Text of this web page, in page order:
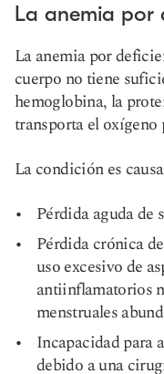
La anemia por
La anemia por
cuerpo no tiene
hemoglobina, la
transporta el
La condición es
Pérdida aguda de
Pérdida crónica
uso excesivo de
antiinflamatorios
menstruales
Incapacidad para
debido a una